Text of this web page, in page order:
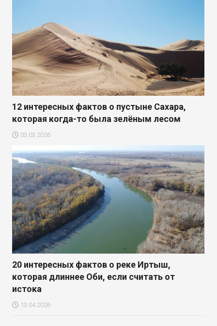
12 интересных фактов о пустыне Сахара,
которая когда-то была зелёным лесом
03.03.2026
20 интересных фактов о реке Иртыш,
которая длиннее Оби, если считать от
истока
13.04.2026